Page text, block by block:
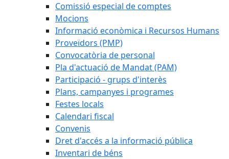
Comissió especial de comptes
Mocions
Informació econòmica i Recursos Humans
Proveïdors (PMP)
Convocatòria de personal
Pla d'actuació de Mandat (PAM)
Participació - grups d'interès
Plans, campanyes i programes
Festes locals
Calendari fiscal
Convenis
Dret d'accés a la informació pública
Inventari de béns